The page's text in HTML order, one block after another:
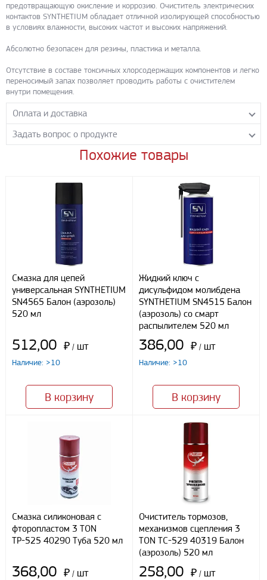
предотвращающую окисление и коррозию. Очиститель электрических
контактов SYNTHETIUM обладает отличной изолирующей способностью
в условиях влажности, высоких частот и высоких напряжений.
Абсолютно безопасен для резины, пластика и металла.
Отсутствие в составе токсичных хлорсодержащих компонентов и легко
переносимый запах позволяет проводить работы с очистителем
внутри помещения.
Оплата и доставка
Самовывоз с нашего склада
Понедельник-пятница с 8.00-17.00 без перерыва
Доставка собственным транспортом компании ООО «УЛИСС»
По согласованию с клиентом.
Регионы доставки:
Северо-Кавказский федеральный округ
Южный федеральный округ
Наличными
При получении груза
Безналичный расчет
Задать вопрос о продукте
Задайте нашим менеджерам вопрос о данном продукте.
Я даю свое согласие ООО «Улисс» на обработку моих
персональных данных, в соответствии с федеральным законом от
целей, определенныхПолитикой конфиденциальности
Похожие товары
Смазка для цепей
универсальная SYNTHETIUM
SN4565 Балон (аэрозоль)
520 мл
512,00 ₽ / шт
Наличие: >10
В корзину
Жидкий ключ с
дисульфидом молибдена
SYNTHETIUM SN4515 Балон
(аэрозоль) со смарт
распылителем 520 мл
386,00 ₽ / шт
Наличие: >10
В корзину
Смазка силиконовая с
фторопластом 3 TON
ТР-525 40290 Туба 520 мл
368,00 ₽ / шт
Очиститель тормозов,
механизмов сцепления 3
TON ТС-529 40319 Балон
(аэрозоль) 520 мл
258,00 ₽ / шт